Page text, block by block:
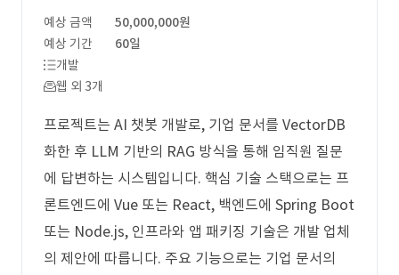
예상 금액
50,000,000원
예상 기간
60일
개발
웹 외 3개
프로젝트는 AI 챗봇 개발로, 기업 문서를 VectorDB
화한 후 LLM 기반의 RAG 방식을 통해 임직원 질문
에 답변하는 시스템입니다. 핵심 기술 스택으로는 프
론트엔드에 Vue 또는 React, 백엔드에 Spring Boot
또는 Node.js, 인프라와 앱 패키징 기술은 개발 업체
의 제안에 따릅니다. 주요 기능으로는 기업 문서의